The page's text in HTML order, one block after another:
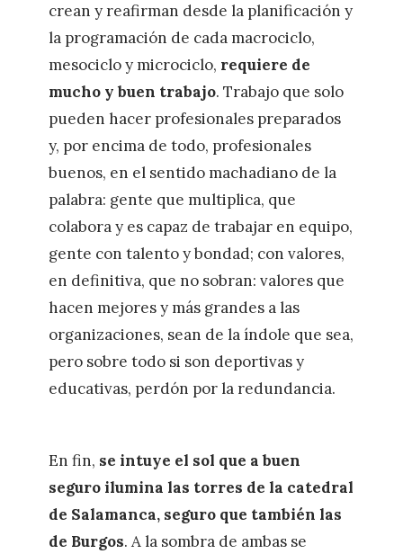
crean y reafirman desde la planificación y
la programación de cada macrociclo,
mesociclo y microciclo, requiere de
mucho y buen trabajo. Trabajo que solo
pueden hacer profesionales preparados
y, por encima de todo, profesionales
buenos, en el sentido machadiano de la
palabra: gente que multiplica, que
colabora y es capaz de trabajar en equipo,
gente con talento y bondad; con valores,
en definitiva, que no sobran: valores que
hacen mejores y más grandes a las
organizaciones, sean de la índole que sea,
pero sobre todo si son deportivas y
educativas, perdón por la redundancia.
En fin, se intuye el sol que a buen
seguro ilumina las torres de la catedral
de Salamanca, seguro que también las
de Burgos. A la sombra de ambas se